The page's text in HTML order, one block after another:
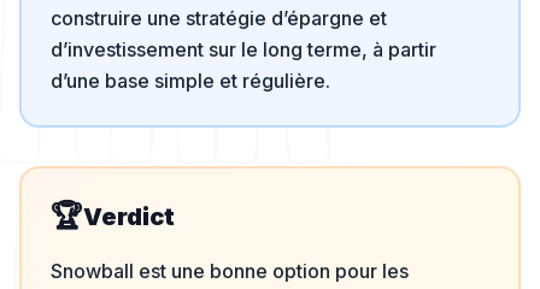
construire une stratégie d’épargne et
d’investissement sur le long terme, à partir
d’une base simple et régulière.
🏆Verdict
Snowball est une bonne option pour les